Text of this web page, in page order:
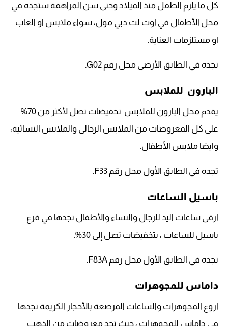
كل ما يلزم الطفل منذ الميلاد وحتى سن المراهقة ستجده في
محل الأطفال في اوت لت دبي مول، سواء ملابس او العاب
او مستلزمات العناية.
تجده في الطابق الأرضي محل رقم G02.
البارون للملابس
يقدم محل البارون للملابس تخفيضات تصل لأكثر من 70%
على كل المعروضات من الملابس الرجالى والملابس النسائية،
وايضا ملابس الأطفال.
تجده في الطابق الأول محل رقم F33.
باسيل الساعات
ارقى ساعات اليد للرجال والنساء والأطفال تجدها في فرع
باسيل للساعات ، بتخفيضات تصل إلى 30%.
تجده في الطابق الأول محل رقم F83A.
داماس للمجوهرات
اروع المجوهرات والساعات المرصعة بالأحجار الكريمة تجدها
في داماس للمجوهرات ، حيث تجد معروضات من الذهب